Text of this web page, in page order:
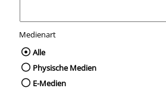
Medienart
Wählen Sie die
Alle
Physische Medien
E-Medien